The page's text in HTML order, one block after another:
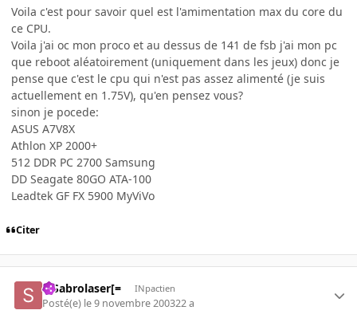
Voila c'est pour savoir quel est l'amimentation max du core du
ce CPU.
Voila j'ai oc mon proco et au dessus de 141 de fsb j'ai mon pc
que reboot aléatoirement (uniquement dans les jeux) donc je
pense que c'est le cpu qui n'est pas assez alimenté (je suis
actuellement en 1.75V), qu'en pensez vous?
sinon je pocede:
ASUS A7V8X
Athlon XP 2000+
512 DDR PC 2700 Samsung
DD Seagate 80GO ATA-100
Leadtek GF FX 5900 MyViVo
Citer
=]Sabrolaser[= INpactien
Posté(e) le 9 novembre 200322 a